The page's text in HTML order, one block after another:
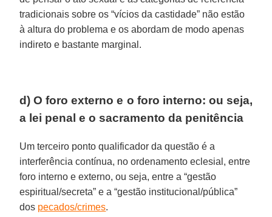
tradicionais sobre os “vícios da castidade” não estão
à altura do problema e os abordam de modo apenas
indireto e bastante marginal.
d) O foro externo e o foro interno: ou seja,
a lei penal e o sacramento da penitência
Um terceiro ponto qualificador da questão é a
interferência contínua, no ordenamento eclesial, entre
foro interno e externo, ou seja, entre a “gestão
espiritual/secreta” e a “gestão institucional/pública”
dos pecados/crimes.